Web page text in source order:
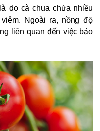
do cà chua chứa nhiều
Ngoài ra, nồng độ
liên quan đến việc bảo